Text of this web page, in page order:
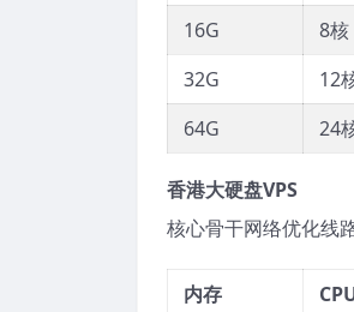
16G
8核
32G
12
64G
24
香港大硬盘VPS
核心骨干网络优化线
内存